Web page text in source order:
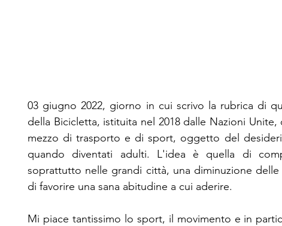
03 giugno 2022, giorno in cui scrivo la rubrica di
della Bicicletta, istituita nel 2018 dalle Nazioni
mezzo di trasporto e di sport, oggetto del
quando diventati adulti. L'idea è quella di
soprattutto nelle grandi città, una diminuzione
di favorire una sana abitudine a cui aderire.
Mi piace tantissimo lo sport, il movimento e in